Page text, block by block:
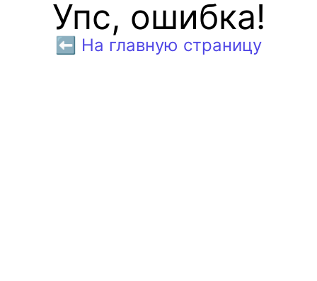
Упс, ошибка!
⬅️ На главную страницу